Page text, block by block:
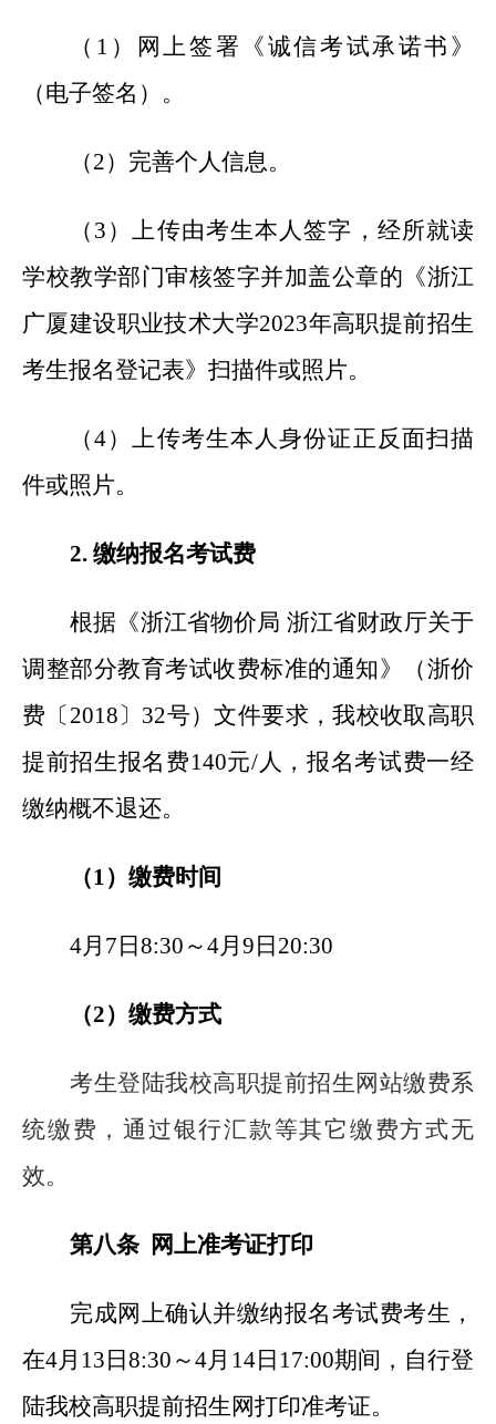
（1）网上签署《诚信考试承诺书》
（电子签名）。
（2）完善个人信息。
（3）上传由考生本人签字，经所就读
学校教学部门审核签字并加盖公章的《浙江
广厦建设职业技术大学2023年高职提前招生
考生报名登记表》扫描件或照片。
（4）上传考生本人身份证正反面扫描
件或照片。
2. 缴纳报名考试费
根据《浙江省物价局 浙江省财政厅关于
调整部分教育考试收费标准的通知》（浙价
费〔2018〕32号）文件要求，我校收取高职
提前招生报名费140元/人，报名考试费一经
缴纳概不退还。
（1）缴费时间
4月7日8:30～4月9日20:30
（2）缴费方式
考生登陆我校高职提前招生网站缴费系
统缴费，通过银行汇款等其它缴费方式无
效。
第八条 网上准考证打印
完成网上确认并缴纳报名考试费考生，
在4月13日8:30～4月14日17:00期间，自行登
陆我校高职提前招生网打印准考证。